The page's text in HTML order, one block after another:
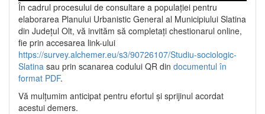
În cadrul procesului de consultare a populaţiei pentru
elaborarea Planului Urbanistic General al Municipiului Slatina
din Județul Olt, vă invităm să completați chestionarul online,
fie prin accesarea link-ului
https://survey.alchemer.eu/s3/90726107/Studiu-sociologic-
Slatina sau prin scanarea codului QR din documentul în
format PDF.
Vă mulţumim anticipat pentru efortul şi sprijinul acordat
acestui demers.